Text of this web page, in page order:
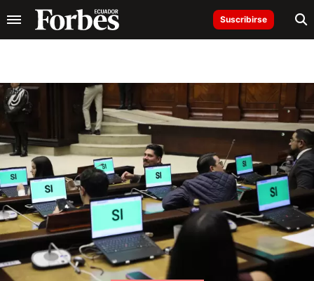
Suscribirse